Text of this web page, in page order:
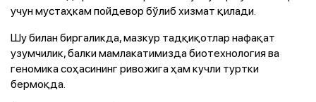
учун мустаҳкам пойдевор бўлиб хизмат қилади.
Шу билан биргаликда, мазкур тадқиқотлар нафақат
узумчилик, балки мамлакатимизда биотехнология ва
геномика соҳасининг ривожига ҳам кучли туртки
бермоқда.